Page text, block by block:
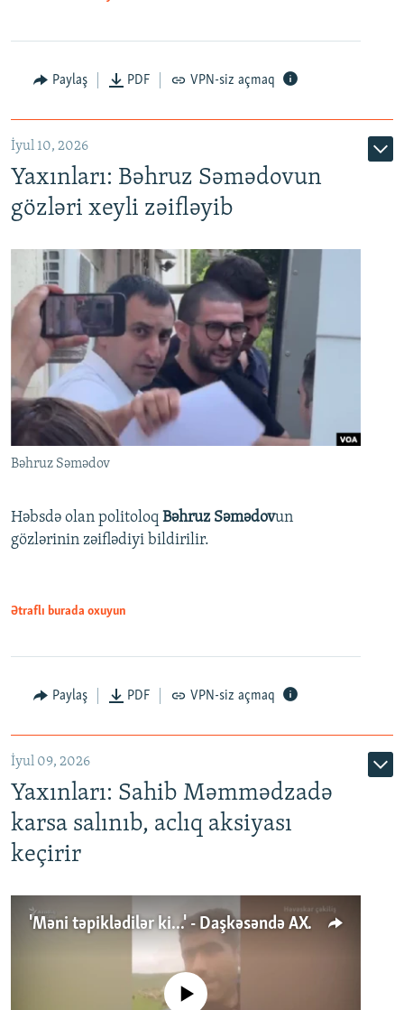
Paylaş PDF VPN-siz açmaq
İyul 10, 2026
Yaxınları: Bəhruz Səmədovun
gözləri xeyli zəifləyib
Bəhruz Səmədov
Həbsdə olan politoloq Bəhruz Səmədovun
gözlərinin zəiflədiyi bildirilir.
Ətraflı burada oxuyun
Paylaş PDF VPN-siz açmaq
İyul 09, 2026
Yaxınları: Sahib Məmmədzadə
karsa salınıb, aclıq aksiyası
keçirir
'Məni təpiklədilər ki...' - Daşkəsəndə AXCP fəalının yaxınları onun həbsinə etiraz edirlər
No media source currently available